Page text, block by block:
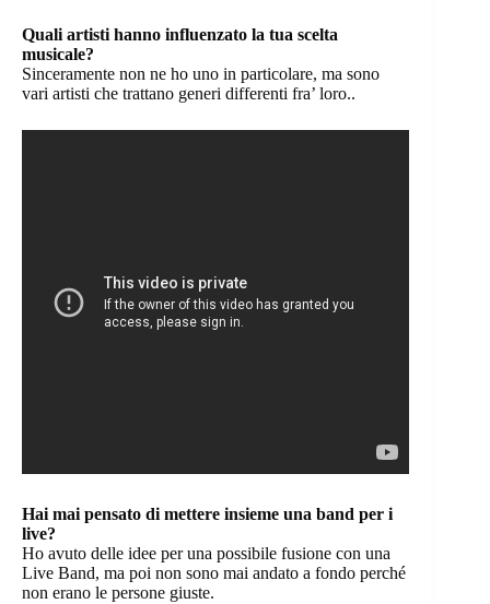
Quali artisti hanno influenzato la tua scelta
musicale?
Sinceramente non ne ho uno in particolare, ma sono
vari artisti che trattano generi differenti fra’ loro..
Hai mai pensato di mettere insieme una band per i
live?
Ho avuto delle idee per una possibile fusione con una
Live Band, ma poi non sono mai andato a fondo perché
non erano le persone giuste.